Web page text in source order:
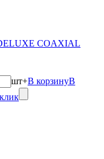
шт+В корзинуВ